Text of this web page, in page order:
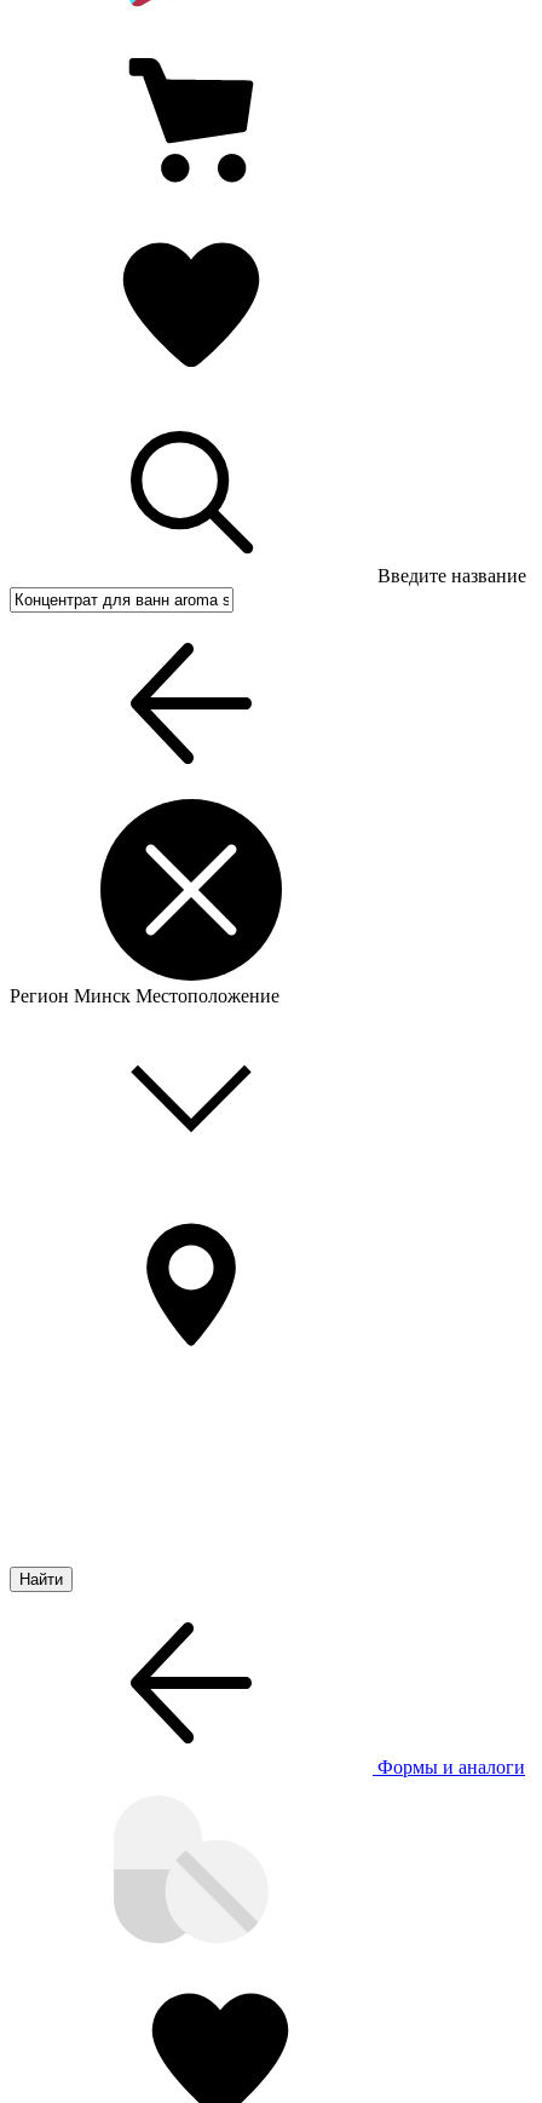
Введите название
Регион Минск Местоположение
Формы и аналоги